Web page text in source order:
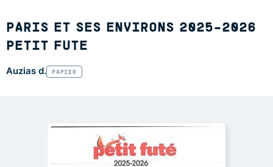
PARIS ET SES ENVIRONS 2025-2026
PETIT FUTE
Auzias d. PAPIER